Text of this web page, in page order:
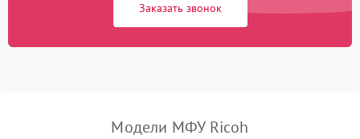
Заказать звонок
Модели МФУ Ricoh